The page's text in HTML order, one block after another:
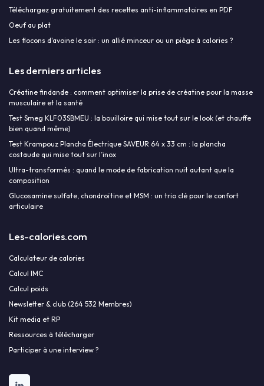
Téléchargez gratuitement des recettes anti-inflammatoires en PDF
Oeuf au plat
Les flocons d'avoine le soir : un allié minceur ou un piège à calories ?
Les derniers articles
Créatine findande : comment optimiser la prise de créatine pour la masse
musculaire et la santé
Test Smeg KLF03SBMEU : la bouilloire qui mise tout sur le look (et chauffe
bien quand même)
Test Krampouz Plancha Électrique SAVEUR 64 x 33 cm : la plancha
costaude qui mise tout sur l’inox
Ultra-transformés : quand le mode de fabrication nuit autant que la
composition
Glucosamine sulfate, chondroïtine et MSM : un trio clé pour le confort
articulaire
Les-calories.com
Calculateur de calories
Calcul IMC
Calcul poids
Newsletter & club (264 532 Membres)
Kit media et RP
Ressources à télécharger
Participer à une interview ?